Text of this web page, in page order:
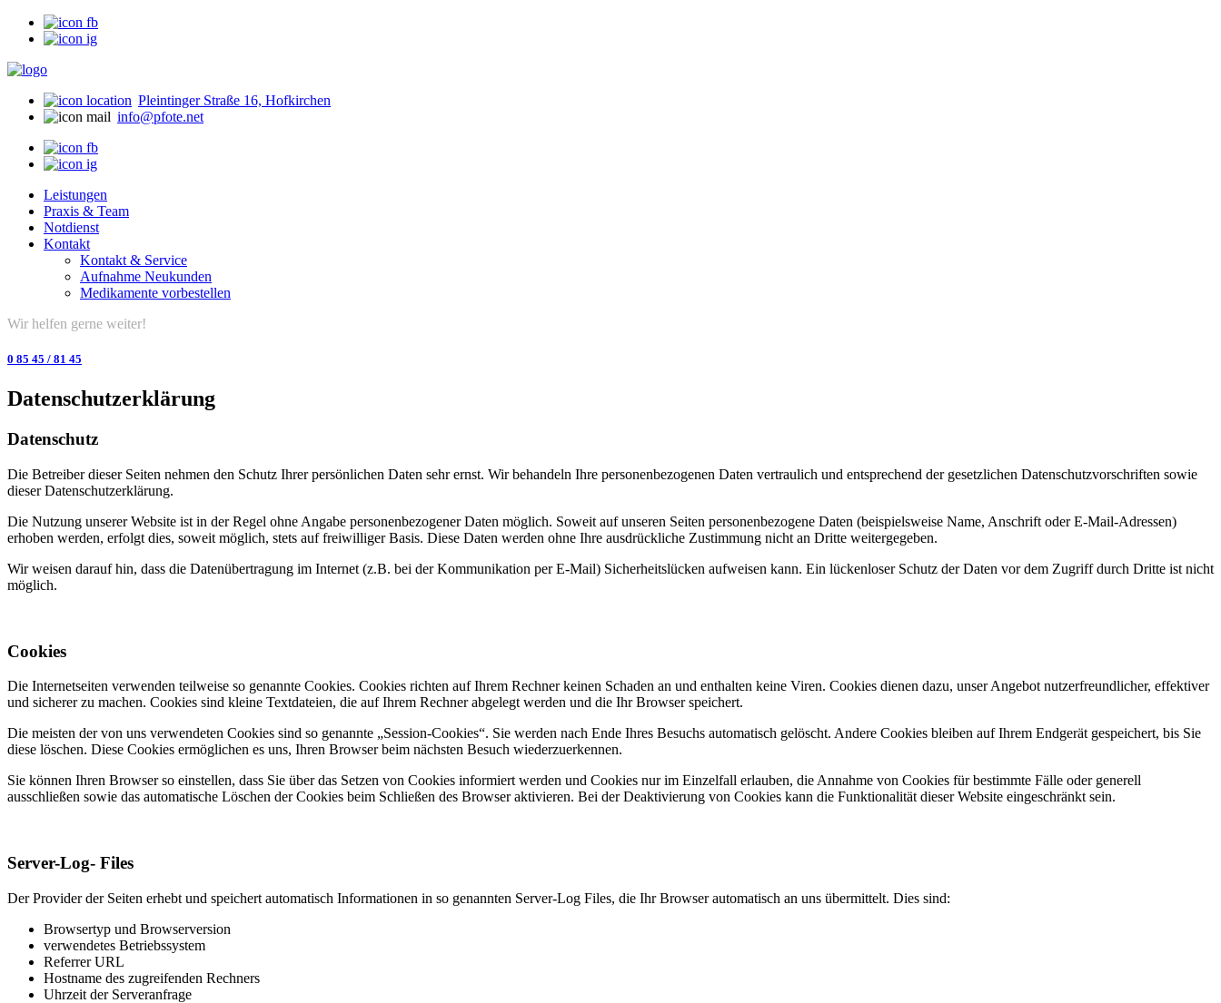
Pleintinger Straße 16, Hofkirchen
info@pfote.net
Leistungen
Praxis & Team
Notdienst
Kontakt
Kontakt & Service
Aufnahme Neukunden
Medikamente vorbestellen
Wir helfen gerne weiter!
0 85 45 / 81 45
Datenschutzerklärung
Datenschutz
Die Betreiber dieser Seiten nehmen den Schutz Ihrer persönlichen Daten sehr ernst. Wir behandeln Ihre personenbezogenen Daten vertraulich und entsprechend der gesetzlichen Datenschutzvorschriften sowie
dieser Datenschutzerklärung.
Die Nutzung unserer Website ist in der Regel ohne Angabe personenbezogener Daten möglich. Soweit auf unseren Seiten personenbezogene Daten (beispielsweise Name, Anschrift oder E-Mail-Adressen)
erhoben werden, erfolgt dies, soweit möglich, stets auf freiwilliger Basis. Diese Daten werden ohne Ihre ausdrückliche Zustimmung nicht an Dritte weitergegeben.
Wir weisen darauf hin, dass die Datenübertragung im Internet (z.B. bei der Kommunikation per E-Mail) Sicherheitslücken aufweisen kann. Ein lückenloser Schutz der Daten vor dem Zugriff durch Dritte ist nicht
möglich.
Cookies
Die Internetseiten verwenden teilweise so genannte Cookies. Cookies richten auf Ihrem Rechner keinen Schaden an und enthalten keine Viren. Cookies dienen dazu, unser Angebot nutzerfreundlicher, effektiver
und sicherer zu machen. Cookies sind kleine Textdateien, die auf Ihrem Rechner abgelegt werden und die Ihr Browser speichert.
Die meisten der von uns verwendeten Cookies sind so genannte „Session-Cookies“. Sie werden nach Ende Ihres Besuchs automatisch gelöscht. Andere Cookies bleiben auf Ihrem Endgerät gespeichert, bis Sie
diese löschen. Diese Cookies ermöglichen es uns, Ihren Browser beim nächsten Besuch wiederzuerkennen.
Sie können Ihren Browser so einstellen, dass Sie über das Setzen von Cookies informiert werden und Cookies nur im Einzelfall erlauben, die Annahme von Cookies für bestimmte Fälle oder generell
ausschließen sowie das automatische Löschen der Cookies beim Schließen des Browser aktivieren. Bei der Deaktivierung von Cookies kann die Funktionalität dieser Website eingeschränkt sein.
Server-Log- Files
Der Provider der Seiten erhebt und speichert automatisch Informationen in so genannten Server-Log Files, die Ihr Browser automatisch an uns übermittelt. Dies sind:
Browsertyp und Browserversion
verwendetes Betriebssystem
Referrer URL
Hostname des zugreifenden Rechners
Uhrzeit der Serveranfrage